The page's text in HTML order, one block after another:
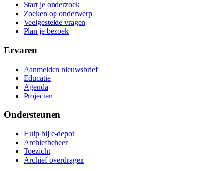
Start je onderzoek
Zoeken op onderwerp
Veelgestelde vragen
Plan je bezoek
Ervaren
Aanmelden nieuwsbrief
Educatie
Agenda
Projecten
Ondersteunen
Hulp bij e-depot
Archiefbeheer
Toezicht
Archief overdragen